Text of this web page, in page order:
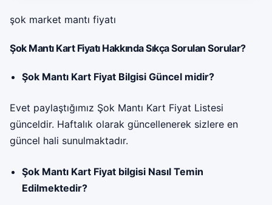
şok market mantı fiyatı
Şok Mantı Kart Fiyatı Hakkında Sıkça Sorulan Sorular?
Şok Mantı Kart Fiyat Bilgisi Güncel midir?
Evet paylaştığımız Şok Mantı Kart Fiyat Listesi
günceldir. Haftalık olarak güncellenerek sizlere en
güncel hali sunulmaktadır.
Şok Mantı Kart Fiyat bilgisi Nasıl Temin
Edilmektedir?